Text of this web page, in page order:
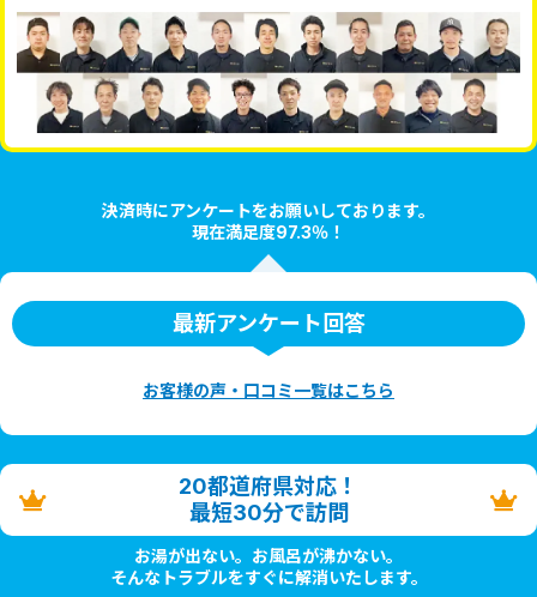
決済時にアンケートをお願いしております。
現在満足度97.3％！
最新アンケート回答
お客様の声・口コミ一覧はこちら
20都道府県対応！
最短30分で訪問
お湯が出ない。お風呂が沸かない。
そんなトラブルをすぐに解消いたします。